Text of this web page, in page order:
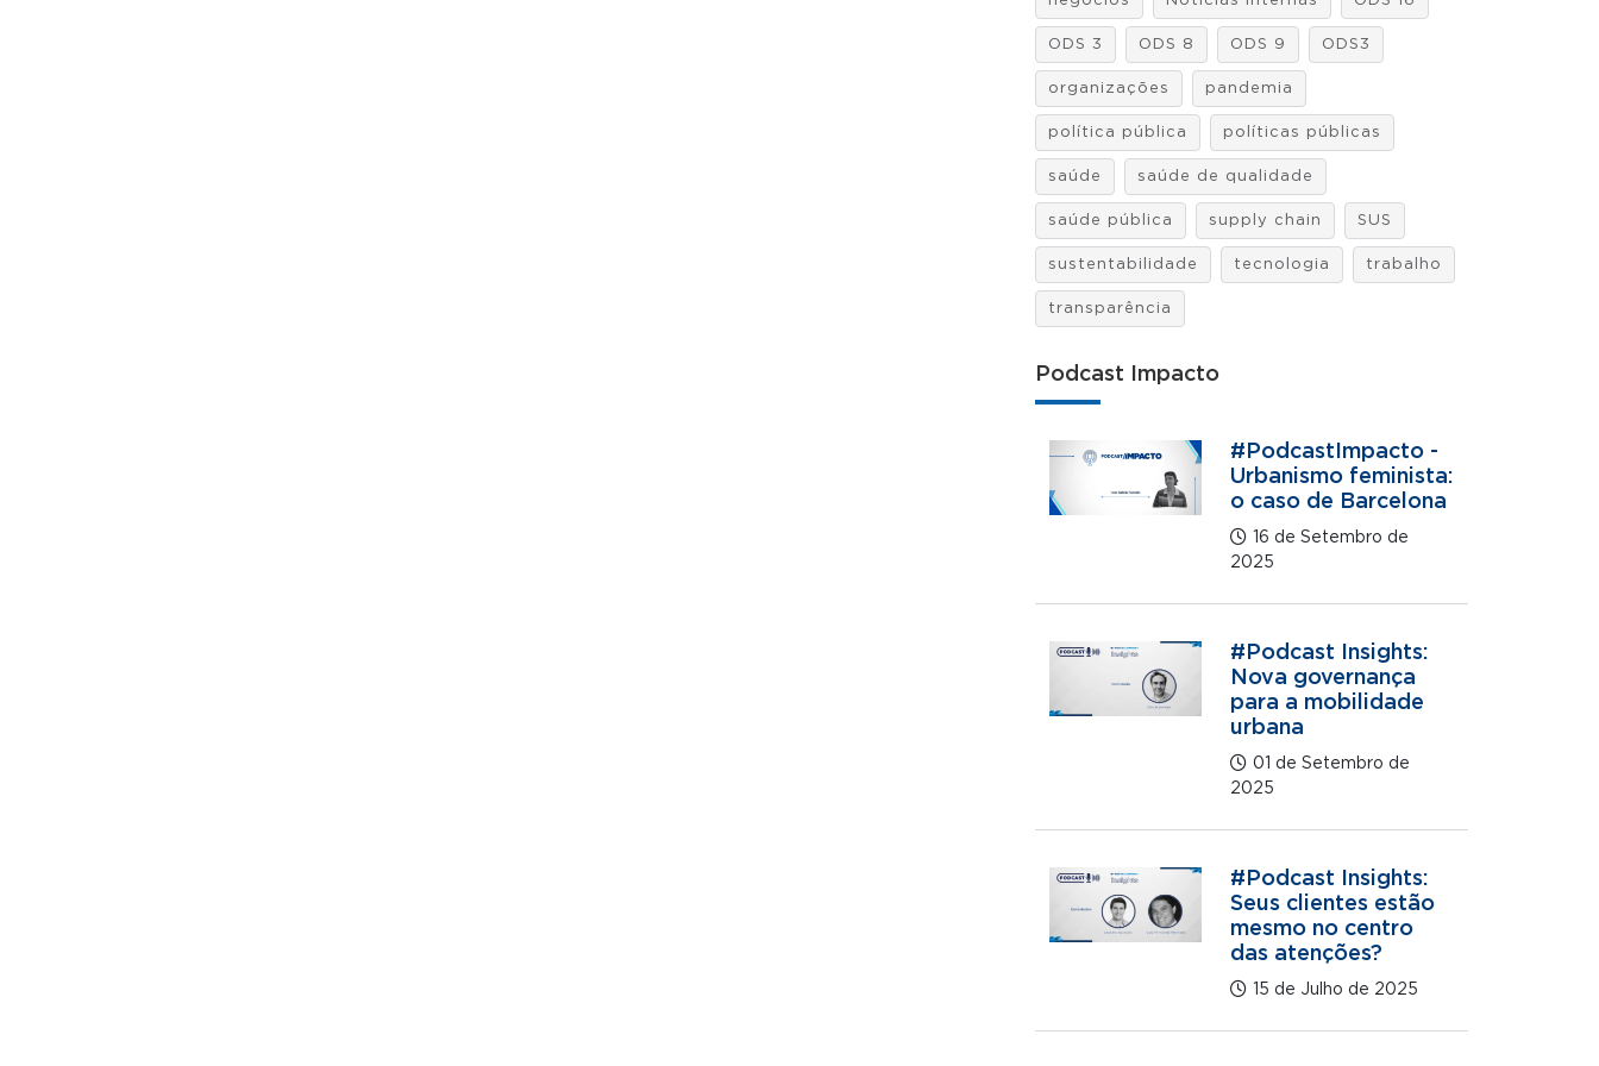
ODS 3 ODS 8 ODS 9 ODS3
organizações pandemia
política pública políticas públicas
saúde saúde de qualidade
saúde pública supply chain SUS
sustentabilidade tecnologia trabalho
transparência
Podcast Impacto
#PodcastImpacto -
Urbanismo feminista:
o caso de Barcelona
16 de Setembro de
2025
#Podcast Insights:
Nova governança
para a mobilidade
urbana
01 de Setembro de
2025
#Podcast Insights:
Seus clientes estão
mesmo no centro
das atenções?
15 de Julho de 2025